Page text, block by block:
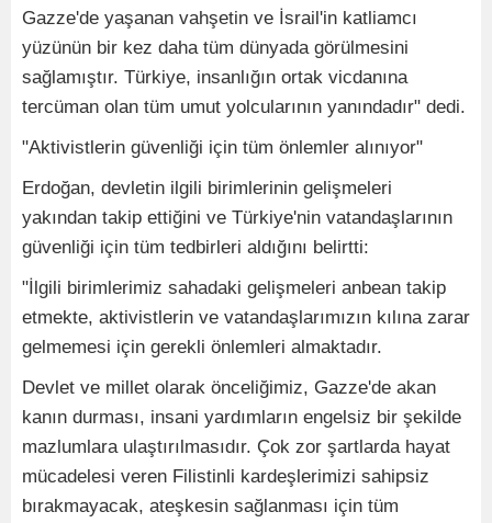
Gazze'de yaşanan vahşetin ve İsrail'in katliamcı
yüzünün bir kez daha tüm dünyada görülmesini
sağlamıştır. Türkiye, insanlığın ortak vicdanına
tercüman olan tüm umut yolcularının yanındadır" dedi.
"Aktivistlerin güvenliği için tüm önlemler alınıyor"
Erdoğan, devletin ilgili birimlerinin gelişmeleri
yakından takip ettiğini ve Türkiye'nin vatandaşlarının
güvenliği için tüm tedbirleri aldığını belirtti:
"İlgili birimlerimiz sahadaki gelişmeleri anbean takip
etmekte, aktivistlerin ve vatandaşlarımızın kılına zarar
gelmemesi için gerekli önlemleri almaktadır.
Devlet ve millet olarak önceliğimiz, Gazze'de akan
kanın durması, insani yardımların engelsiz bir şekilde
mazlumlara ulaştırılmasıdır. Çok zor şartlarda hayat
mücadelesi veren Filistinli kardeşlerimizi sahipsiz
bırakmayacak, ateşkesin sağlanması için tüm